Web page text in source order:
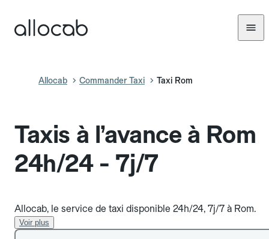
Allocab Commander Taxi Taxi Rom
Taxis à l’avance à Rom
24h/24 - 7j/7
Allocab, le service de taxi disponible 24h/24, 7j/7 à Rom.
Voir plus